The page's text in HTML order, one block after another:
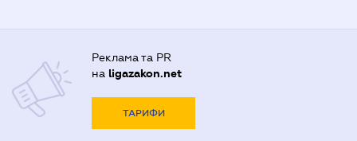
Реклама та PR
на ligazakon.net
ТАРИФИ